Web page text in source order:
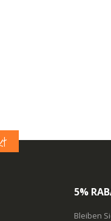
5%
Bleiben